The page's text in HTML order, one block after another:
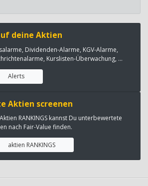
deine Aktien
Dividenden-Alarme, KGV-Alarme,
Kurslisten-Überwachung, ...
Alerts
Aktien screenen
RANKINGS kannst Du unterbewertete
nach Fair-Value finden.
aktien RANKINGS